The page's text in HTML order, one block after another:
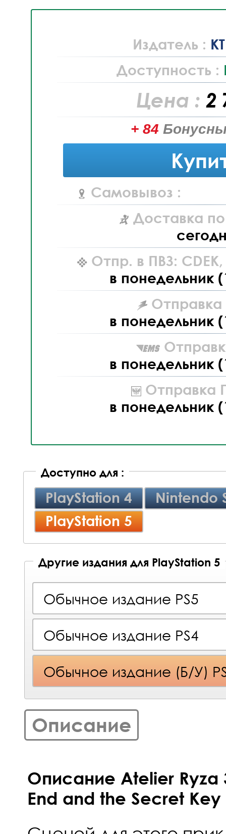
Издатель :
Доступность :
Цена : 2
+ 84
Самовывоз :
Доставка
Отпр. в ПВЗ: CDEK,
в понедельник
Отправка
в понедельник
в понедельник
Отправка
в понедельник
Доступно для :
PlayStation 4
Nintendo
PlayStation 5
Другие издания для PlayStation 5
Обычное издание PS5
Обычное издание PS4
Обычное издание (Б/У)
Описание
Описание Atelier Ryza
End and the Secret Key